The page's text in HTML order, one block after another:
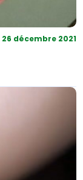
26 décembre 2021